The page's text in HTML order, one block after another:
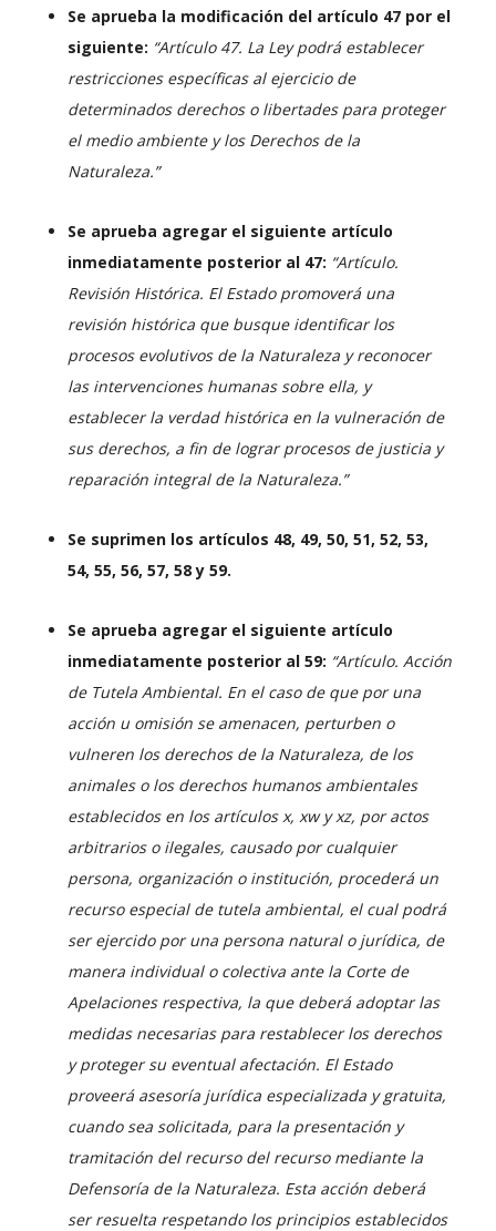
Se aprueba la modificación del artículo 47 por el
siguiente: “Artículo 47. La Ley podrá establecer
restricciones específicas al ejercicio de
determinados derechos o libertades para proteger
el medio ambiente y los Derechos de la
Naturaleza.”
Se aprueba agregar el siguiente artículo
inmediatamente posterior al 47: “Artículo.
Revisión Histórica. El Estado promoverá una
revisión histórica que busque identificar los
procesos evolutivos de la Naturaleza y reconocer
las intervenciones humanas sobre ella, y
establecer la verdad histórica en la vulneración de
sus derechos, a fin de lograr procesos de justicia y
reparación integral de la Naturaleza.”
Se suprimen los artículos 48, 49, 50, 51, 52, 53,
54, 55, 56, 57, 58 y 59.
Se aprueba agregar el siguiente artículo
inmediatamente posterior al 59: “Artículo. Acción
de Tutela Ambiental. En el caso de que por una
acción u omisión se amenacen, perturben o
vulneren los derechos de la Naturaleza, de los
animales o los derechos humanos ambientales
establecidos en los artículos x, xw y xz, por actos
arbitrarios o ilegales, causado por cualquier
persona, organización o institución, procederá un
recurso especial de tutela ambiental, el cual podrá
ser ejercido por una persona natural o jurídica, de
manera individual o colectiva ante la Corte de
Apelaciones respectiva, la que deberá adoptar las
medidas necesarias para restablecer los derechos
y proteger su eventual afectación. El Estado
proveerá asesoría jurídica especializada y gratuita,
cuando sea solicitada, para la presentación y
tramitación del recurso del recurso mediante la
Defensoría de la Naturaleza. Esta acción deberá
ser resuelta respetando los principios establecidos